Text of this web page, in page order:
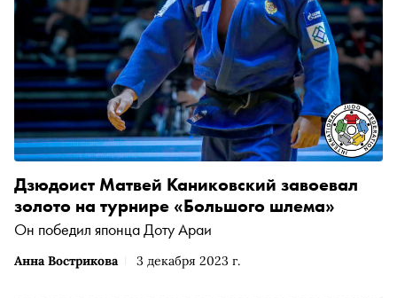
Анна Вострикова 3 декабря 2023 г.
Дзюдоист Матвей Каниковский завоевал
золото на турнире «Большого шлема»
Он победил японца Доту Араи